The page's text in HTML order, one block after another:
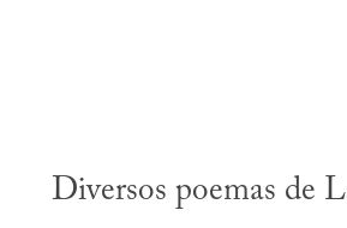
Diversos poemas de